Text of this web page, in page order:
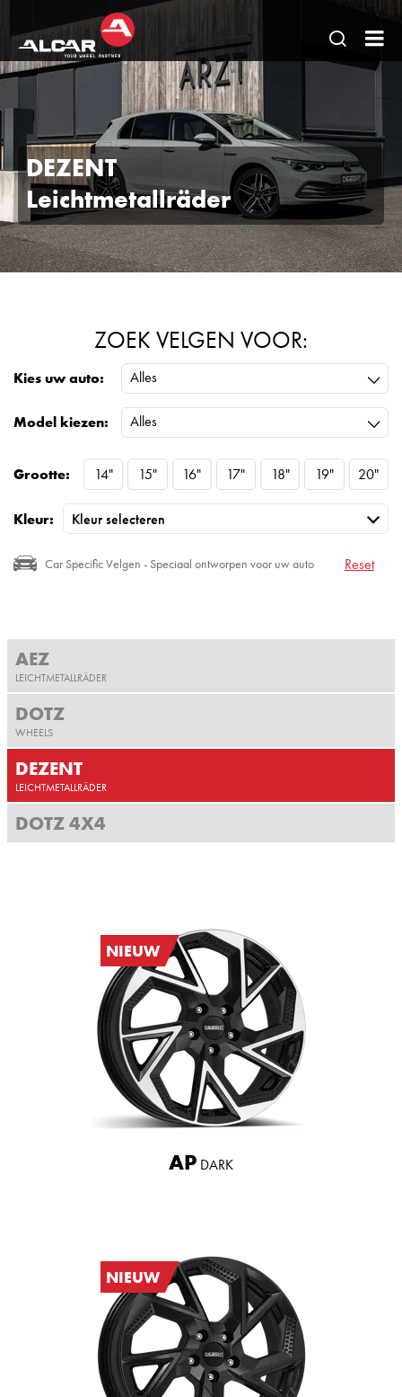
Open
DEZENT
Leichtmetallräder
ZOEK VELGEN VOOR:
Kies uw auto: Alles
Model kiezen: Alles
Grootte: 14" 15" 16" 17" 18" 19" 20"
Kleur:
Car Specific Velgen - Speciaal ontworpen voor uw auto Reset
AEZ
LEICHTMETALLRÄDER
DOTZ
WHEELS
DEZENT
LEICHTMETALLRÄDER
DOTZ 4X4
NIEUW
AP DARK
NIEUW